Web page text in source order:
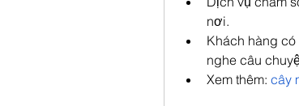
nơi.
Khách hàng
nghe câu
Xem thêm: cây